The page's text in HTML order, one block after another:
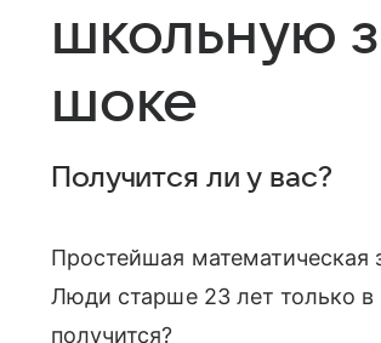
школьную
шоке
Получится ли у вас?
Простейшая математическая
Люди старше 23 лет только в
получится?